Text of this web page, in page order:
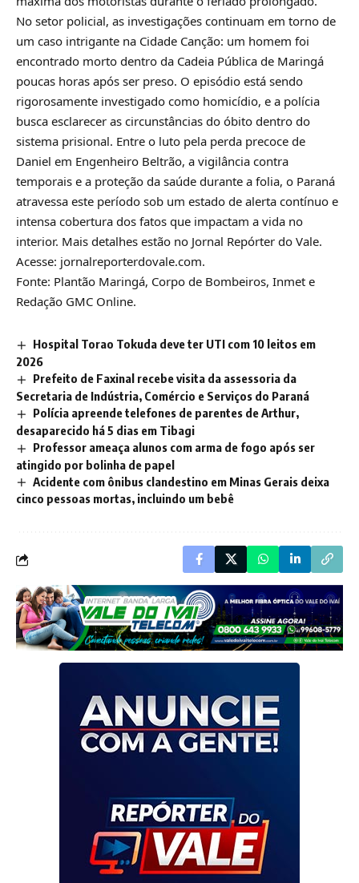
No setor policial, as investigações continuam em torno de
um caso intrigante na Cidade Canção: um homem foi
encontrado morto dentro da Cadeia Pública de Maringá
poucas horas após ser preso. O episódio está sendo
rigorosamente investigado como homicídio, e a polícia
busca esclarecer as circunstâncias do óbito dentro do
sistema prisional. Entre o luto pela perda precoce de
Daniel em Engenheiro Beltrão, a vigilância contra
temporais e a proteção da saúde durante a folia, o Paraná
atravessa este período sob um estado de alerta contínuo e
intensa cobertura dos fatos que impactam a vida no
interior. Mais detalhes estão no Jornal Repórter do Vale.
Acesse: jornalreporterdovale.com.
Fonte: Plantão Maringá, Corpo de Bombeiros, Inmet e
Redação GMC Online.
Hospital Torao Tokuda deve ter UTI com 10 leitos em
2026
Prefeito de Faxinal recebe visita da assessoria da
Secretaria de Indústria, Comércio e Serviços do Paraná
Polícia apreende telefones de parentes de Arthur,
desaparecido há 5 dias em Tibagi
Professor ameaça alunos com arma de fogo após ser
atingido por bolinha de papel
Acidente com ônibus clandestino em Minas Gerais deixa
cinco pessoas mortas, incluindo um bebê